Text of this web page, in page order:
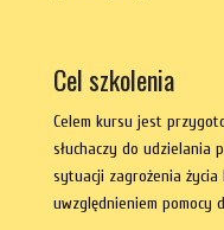
Cel szkolenia
Celem kursu jest
słuchaczy do udzielania
sytuacji zagrożenia życia
uwzględnieniem pomocy